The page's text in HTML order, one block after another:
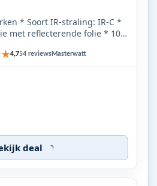
* Soort IR-straling: IR-C *
met reflecterende folie * 10
4,754 reviewsMasterwatt
deal